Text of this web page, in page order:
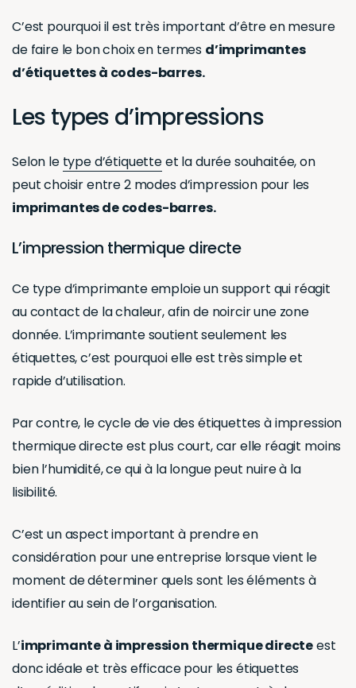
C’est pourquoi il est très important d’être en mesure
de faire le bon choix en termes d’imprimantes
d’étiquettes à codes-barres.
Les types d’impressions
Selon le type d’étiquetteet la durée souhaitée, on
peut choisir entre 2 modes d’impression pour les
imprimantes de codes-barres.
L’impression thermique directe
Ce type d’imprimante emploie un support qui réagit
au contact de la chaleur, afin de noircir une zone
donnée. L’imprimante soutient seulement les
étiquettes, c’est pourquoi elle est très simple et
rapide d’utilisation.
Par contre, le cycle de vie des étiquettes à impression
thermique directe est plus court, car elle réagit moins
bien l’humidité, ce qui à la longue peut nuire à la
lisibilité.
C’est un aspect important à prendre en
considération pour une entreprise lorsque vient le
moment de déterminer quels sont les éléments à
identifier au sein de l’organisation.
L’imprimante à impression thermique directeest
donc idéale et très efficace pour les étiquettes